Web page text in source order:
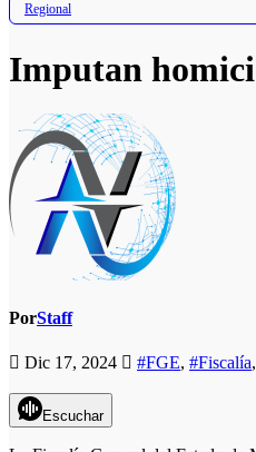
Regional
Imputan
PorStaff
Dic 17, 2024 #FGE, #Fiscalía,
Escuchar